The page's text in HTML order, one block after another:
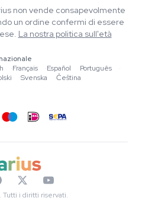
non vende consapevolmente
un ordine confermi di essere
La nostra politica sull'età
·Français ·Español ·Português
·
·Svenska ·Čeština
Tutti i diritti riservati.